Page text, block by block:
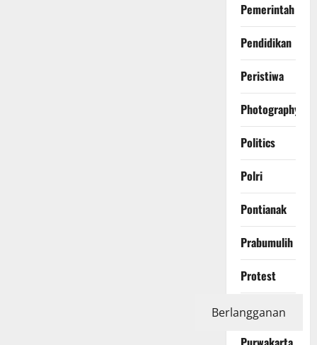
Pemerintah
Pendidikan
Peristiwa
Photography
Politics
Polri
Pontianak
Prabumulih
Protest
Purbalingga
Berlangganan